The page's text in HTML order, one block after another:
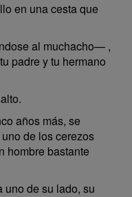
en una cesta que
al muchacho— ,
padre y tu hermano
años más, se
de los cerezos
hombre bastante
uno de su lado, su